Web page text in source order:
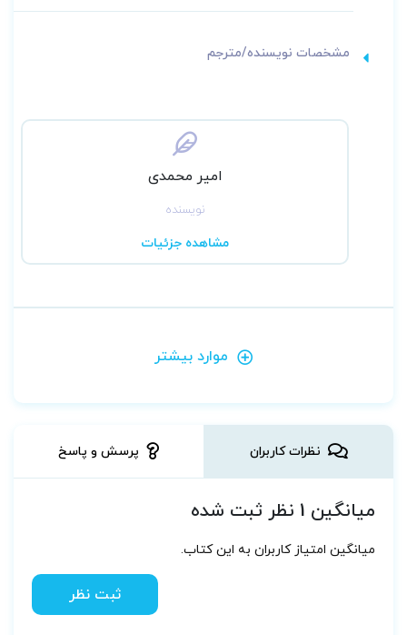
مشخصات نویسنده/مترجم
امیر محمدی
نویسنده
مشاهده جزئیات
موارد بیشتر
نظرات کاربران پرسش و پاسخ
میانگین 1 نظر ثبت شده
میانگین امتیاز کاربران به این کتاب.
ثبت نظر